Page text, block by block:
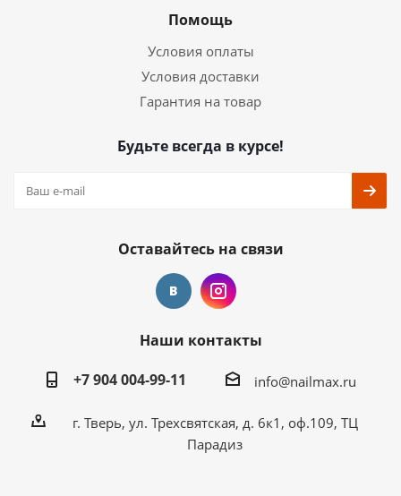
Помощь
Условия оплаты
Условия доставки
Гарантия на товар
Будьте всегда в курсе!
Оставайтесь на связи
Наши контакты
+7 904 004-99-11
info@nailmax.ru
г. Тверь, ул. Трехсвятская, д. 6к1, оф.109, ТЦ
Парадиз